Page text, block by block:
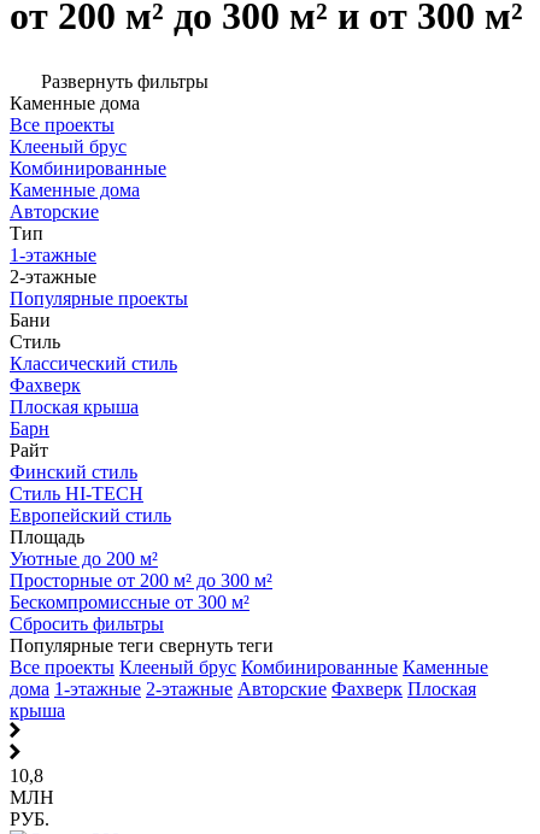
от 200 м² до 300 м² и от 300 м²
Развернуть фильтры
Каменные дома
Все проекты
Клееный брус
Комбинированные
Каменные дома
Авторские
Тип
1-этажные
2-этажные
Популярные проекты
Бани
Стиль
Классический стиль
Фахверк
Плоская крыша
Барн
Райт
Финский стиль
Стиль HI-TECH
Европейский стиль
Площадь
Уютные до 200 м²
Просторные от 200 м² до 300 м²
Бескомпромиссные от 300 м²
Сбросить фильтры
Популярные теги свернуть теги
Все проекты Клееный брус Комбинированные Каменные
дома 1-этажные 2-этажные Авторские Фахверк Плоская
крыша
10,8
МЛН
РУБ.